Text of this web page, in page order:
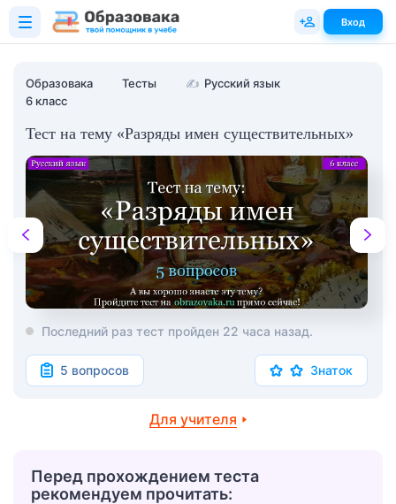
Образовака Тесты ✍ Русский язык
6 класс
Тест на тему «Разряды имен существительных»
Последний раз тест пройден 22 часа назад.
5 вопросов Знаток
Для учителя
Перед прохождением теста
рекомендуем прочитать:
Вход